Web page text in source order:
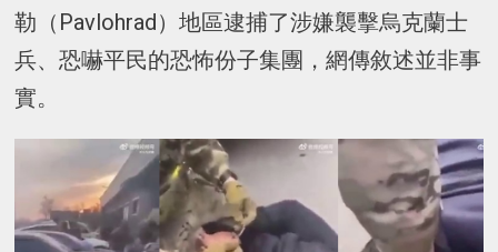
勒（Pavlohrad）地區逮捕了涉嫌襲擊烏克蘭士
兵、恐嚇平民的恐怖份子集團，網傳敘述並非事
實。